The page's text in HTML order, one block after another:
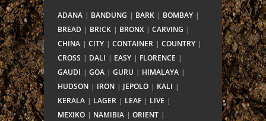
ADANA BANDUNG BARK
BOMBAY
BREAD
BRICK BRONX
CARVING
CHINA
CITY CONTAINER
COUNTRY
CROSS
DALI EASY
FLORENCE
GAUDI
GOA GURU
HIMALAYA
HUDSON
IRON JEPOLO
KALI
KERALA
LAGER LEAF
LIVE
MEXIKO
NAMIBIA
ORIENT